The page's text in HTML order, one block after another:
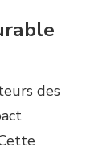
des